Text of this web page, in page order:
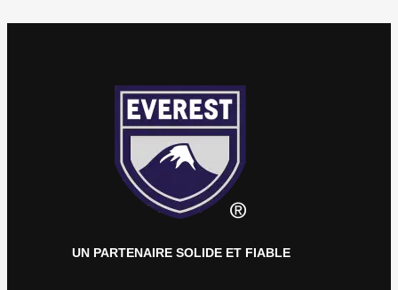
UN PARTENAIRE SOLIDE ET FIABLE